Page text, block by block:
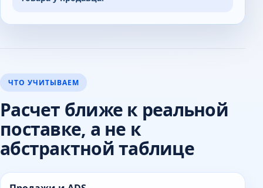
ЧТО УЧИТЫВАЕМ
Расчет ближе к реальной
поставке, а не к
абстрактной таблице